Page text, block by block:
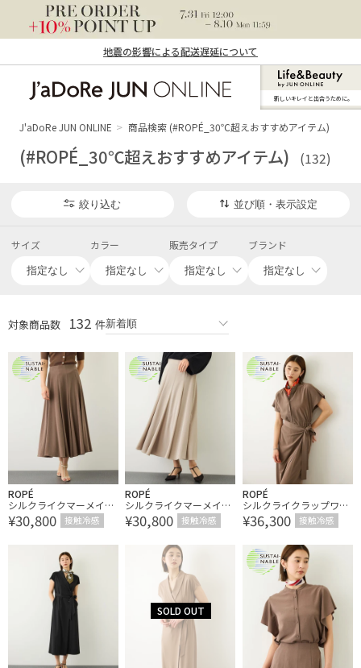
地震の影響による配送遅延について
ン オンライン）
新しいキレイと出合うために。
J'aDoRe JUN ONLINE 商品検索 (#ROPÉ_30℃超えおすすめアイテム)
(#ROPÉ_30℃超えおすすめアイテム) (132)
絞り込む 並び順・表示設定
サイズ カラー 販売タイプ ブランド
対象商品数 132 件
ROPÉ
シルクライクマーメイド
フレアスカート/接触冷
感・吸水速乾・シワ防
止・セットアップ対応・
イージーケア
¥30,800 接触冷感
ROPÉ
シルクライクマーメイド
フレアスカート/接触冷
感・吸水速乾・シワ防
止・セットアップ対応・
イージーケア
¥30,800 接触冷感
ROPÉ
シルクライクラップワン
ピース/接触冷感・シワ
防止・吸水速乾・イージ
ーケア
¥36,300 接触冷感